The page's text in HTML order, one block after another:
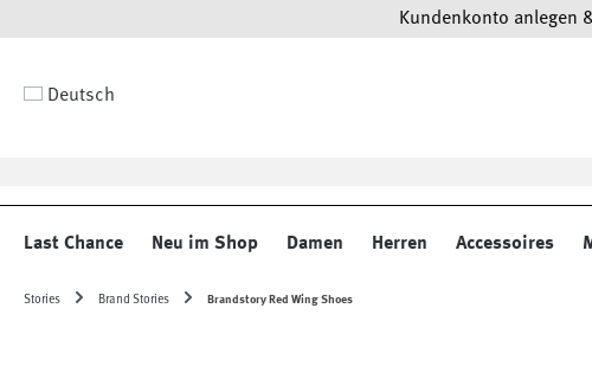
Kundenkonto anlegen
Deutsch
Last Chance Neu im Shop Damen Herren Accessoires
Stories Brand Stories Brandstory Red Wing Shoes